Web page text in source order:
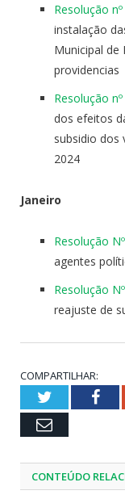
Resolução
instalação
Municipal de
providencias
Resolução
dos efeitos
subsidio dos
2024
Janeiro
Resolução
agentes
Resolução
reajuste de
COMPARTILHAR:
Twitter
Email
CONTEÚDO